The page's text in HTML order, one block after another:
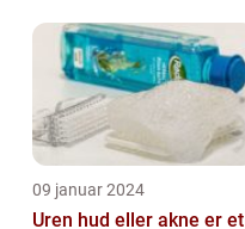
09 januar 2024
Uren hud eller akne er et